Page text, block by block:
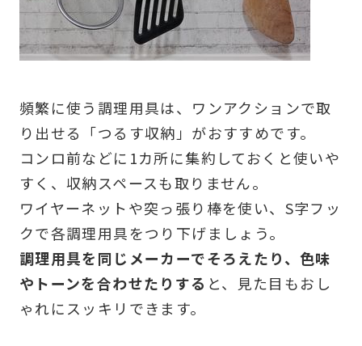
頻繁に使う調理用具は、ワンアクションで取
り出せる「つるす収納」がおすすめです。
コンロ前などに1カ所に集約しておくと使いや
すく、収納スペースも取りません。
ワイヤーネットや突っ張り棒を使い、S字フッ
クで各調理用具をつり下げましょう。
調理用具を同じメーカーでそろえたり、色味
やトーンを合わせたりする と、見た目もおし
ゃれにスッキリできます。